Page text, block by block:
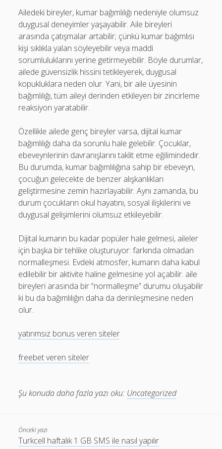
Ailedeki bireyler, kumar bağımlılığı nedeniyle olumsuz
duygusal deneyimler yaşayabilir. Aile bireyleri
arasında çatışmalar artabilir; çünkü kumar bağımlısı
kişi sıklıkla yalan söyleyebilir veya maddi
sorumluluklarını yerine getirmeyebilir. Böyle durumlar,
ailede güvensizlik hissini tetikleyerek, duygusal
kopukluklara neden olur. Yani, bir aile üyesinin
bağımlılığı, tüm aileyi derinden etkileyen bir zincirleme
reaksiyon yaratabilir.
Özellikle ailede genç bireyler varsa, dijital kumar
bağımlılığı daha da sorunlu hale gelebilir. Çocuklar,
ebeveynlerinin davranışlarını taklit etme eğilimindedir.
Bu durumda, kumar bağımlılığına sahip bir ebeveyn,
çocuğun gelecekte de benzer alışkanlıkları
geliştirmesine zemin hazırlayabilir. Aynı zamanda, bu
durum çocukların okul hayatını, sosyal ilişkilerini ve
duygusal gelişimlerini olumsuz etkileyebilir.
Dijital kumarın bu kadar popüler hale gelmesi, aileler
için başka bir tehlike oluşturuyor: farkında olmadan
normalleşmesi. Evdeki atmosfer, kumarın daha kabul
edilebilir bir aktivite haline gelmesine yol açabilir. aile
bireyleri arasında bir “normalleşme” durumu oluşabilir
ki bu da bağımlılığın daha da derinleşmesine neden
olur.
yatırımsız bonus veren siteler
freebet veren siteler
Şu konuda daha fazla yazı oku: Uncategorized
Önceki yazı
Turkcell haftalık 1 GB SMS ile nasıl yapılır